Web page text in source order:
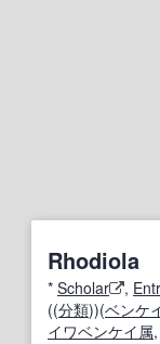
Rhodiola
* Scholar ,
((分類))(ベンケ
イワベンケイ属